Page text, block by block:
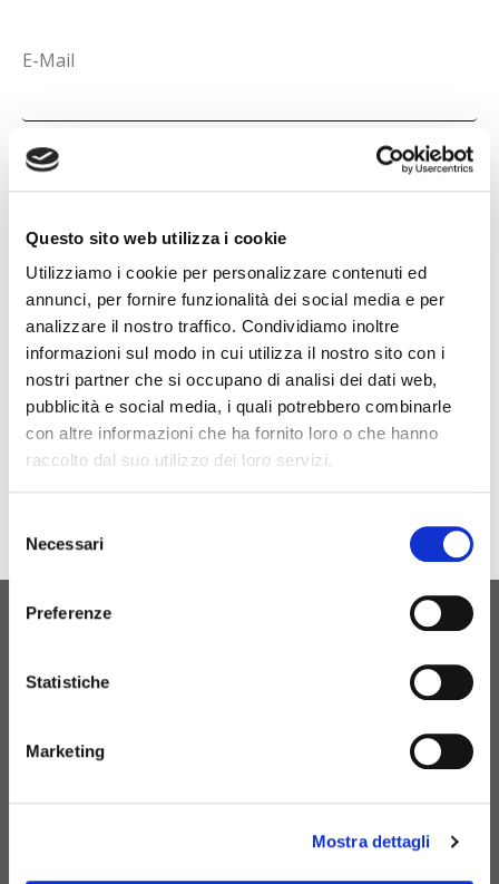
Questo sito web utilizza i cookie
Utilizziamo i cookie per personalizzare contenuti ed
annunci, per fornire funzionalità dei social media e per
analizzare il nostro traffico. Condividiamo inoltre
informazioni sul modo in cui utilizza il nostro sito con i
nostri partner che si occupano di analisi dei dati web,
pubblicità e social media, i quali potrebbero combinarle
con altre informazioni che ha fornito loro o che hanno
raccolto dal suo utilizzo dei loro servizi.
delNecessari
Preferenze
Statistiche
Marketing
Mostra dettagli
E-Mail
NÄCHSTE
KONTAKTIEREN SIE
UNS